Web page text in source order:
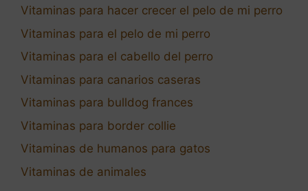
Vitaminas para hacer crecer el pelo de mi perro
Vitaminas para el pelo de mi perro
Vitaminas para el cabello del perro
Vitaminas para canarios caseras
Vitaminas para bulldog frances
Vitaminas para border collie
Vitaminas de humanos para gatos
Vitaminas de animales